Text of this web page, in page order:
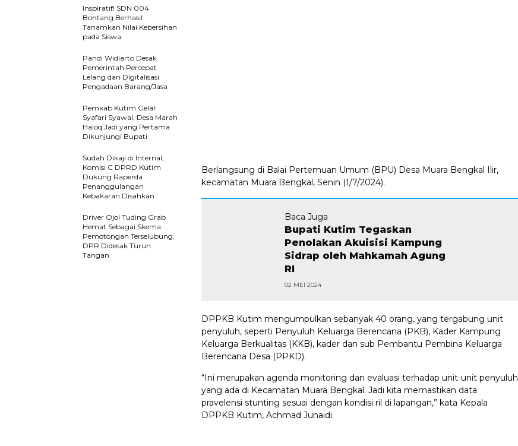
Berlangsung di Balai Pertemuan Umum (BPU) Desa Muara Bengkal Ilir,
kecamatan Muara Bengkal, Senin (1/7/2024).
Baca Juga
Bupati Kutim Tegaskan
Penolakan Akuisisi Kampung
Sidrap oleh Mahkamah Agung
RI
02 MEI 2024
DPPKB Kutim mengumpulkan sebanyak 40 orang, yang tergabung unit
penyuluh, seperti Penyuluh Keluarga Berencana (PKB), Kader Kampung
Keluarga Berkualitas (KKB), kader dan sub Pembantu Pembina Keluarga
Berencana Desa (PPKD).
“Ini merupakan agenda monitoring dan evaluasi terhadap unit-unit penyuluh
yang ada di Kecamatan Muara Bengkal. Jadi kita memastikan data
pravelensi stunting sesuai dengan kondisi ril di lapangan,” kata Kepala
DPPKB Kutim, Achmad Junaidi.
Inspiratif! SDN 004
Bontang Berhasil
Tanamkan Nilai Kebersihan
pada Siswa
Pandi Widiarto Desak
Pemerintah Percepat
Lelang dan Digitalisasi
Pengadaan Barang/Jasa
Pemkab Kutim Gelar
Syafari Syawal, Desa Marah
Haloq Jadi yang Pertama
Dikunjungi Bupati
Sudah Dikaji di Internal,
Komisi C DPRD Kutim
Dukung Raperda
Penanggulangan
Kebakaran Disahkan
Driver Ojol Tuding Grab
Hemat Sebagai Skema
Pemotongan Terselubung,
DPR Didesak Turun
Tangan